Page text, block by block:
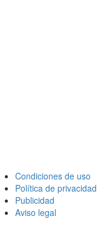
Condiciones de uso
Política de privacidad
Publicidad
Aviso legal